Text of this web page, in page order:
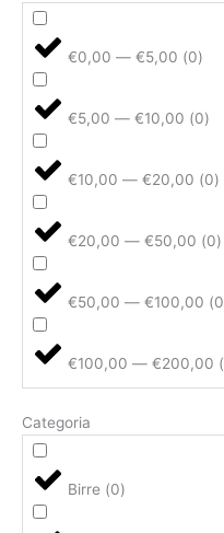
€0,00 — €5,00 (0)
€5,00 — €10,00 (0)
€10,00 — €20,00 (0)
€20,00 — €50,00 (0)
€50,00 — €100,00 (0
€100,00 — €200,00 (
Categoria
Birre (0)